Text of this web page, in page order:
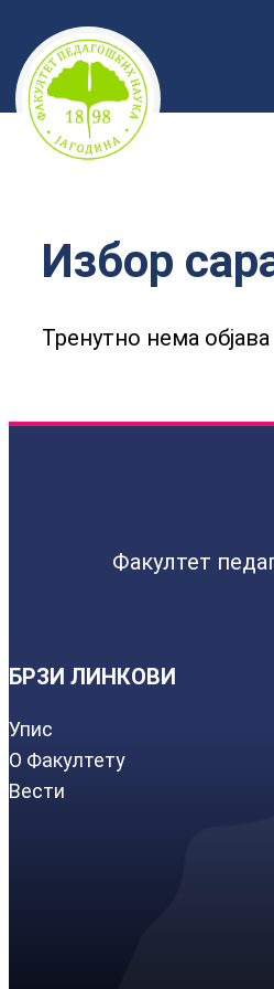
Скочи
на
садржај
Избор
Тренутно нема објава
Факултет
БРЗИ ЛИНКОВИ
Упис
О Факултету
Вести